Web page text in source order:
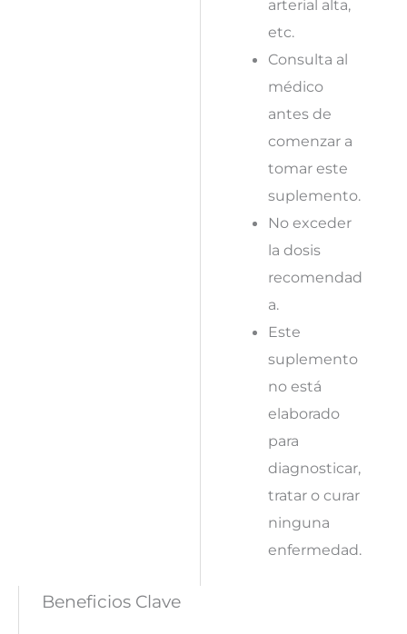
arterial alta,
etc.
Consulta al
médico
antes de
comenzar a
tomar este
suplemento.
No exceder
la dosis
recomendad
a.
Este
suplemento
no está
elaborado
para
diagnosticar,
tratar o curar
ninguna
enfermedad.
Beneficios Clave